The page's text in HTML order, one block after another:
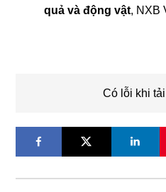
quả và động vật, NXB
Có lỗi khi